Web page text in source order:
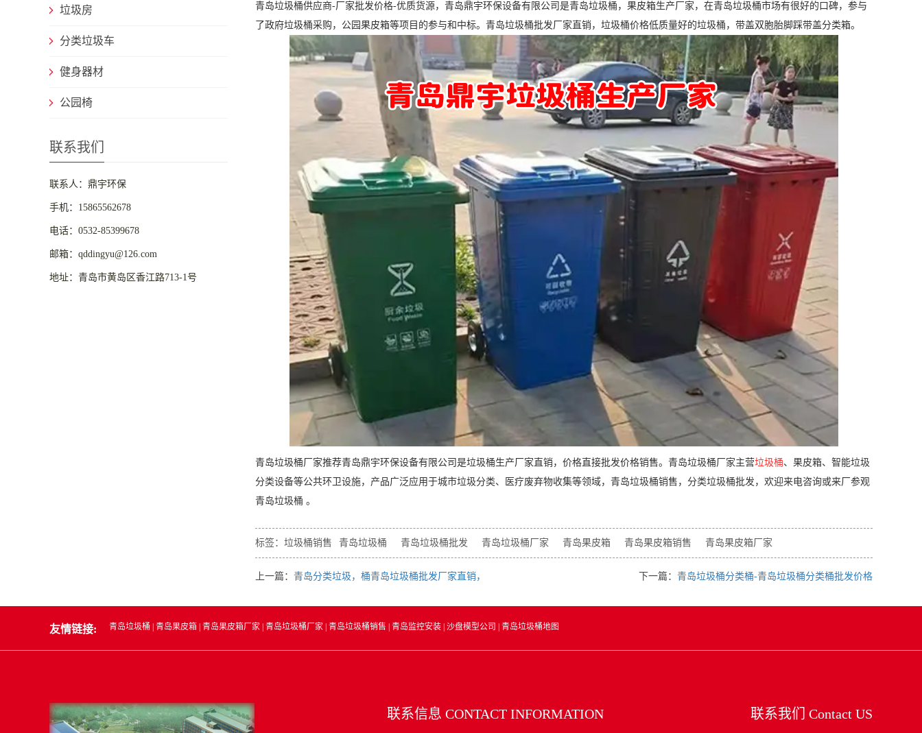
垃圾房
分类垃圾车
健身器材
公园椅
联系我们
联系人：鼎宇环保
手机：15865562678
电话：0532-85399678
邮箱：qddingyu@126.com
地址：青岛市黄岛区香江路713-1号
青岛垃圾桶供应商-厂家批发价格-优质货源，青岛鼎宇环保设备有限公司是青岛垃圾桶，果皮箱生产厂家，在青岛垃圾桶市场有很好的口碑，参与
了政府垃圾桶采购，公园果皮箱等项目的参与和中标。 青岛垃圾桶批发厂家直销，垃圾桶价格低质量好的垃圾桶，带盖双胞胎脚踩带盖分类箱。
青岛垃圾桶厂家推荐青岛鼎宇环保设备有限公司是垃圾桶生产厂家直销，价格直接批发价格销售。 青岛垃圾桶厂家主营垃圾桶、果皮箱、智能垃圾
分类设备等公共环卫设施，产品广泛应用于城市垃圾分类、医疗废弃物收集等领域， 青岛垃圾桶销售，分类垃圾桶批发，欢迎来电咨询或来厂参观
青岛垃圾桶 。
标签： 垃圾桶销售 青岛垃圾桶 青岛垃圾桶批发 青岛垃圾桶厂家 青岛果皮箱 青岛果皮箱销售 青岛果皮箱厂家
上一篇： 青岛分类垃圾，桶青岛垃圾桶批发厂家直销， 下一篇： 青岛垃圾桶分类桶-青岛垃圾桶分类桶批发价格
友情链接: 青岛垃圾桶 青岛果皮箱 青岛果皮箱厂家 青岛垃圾桶厂家 青岛垃圾桶销售 青岛监控安装 沙盘模型公司 青岛垃圾桶地图
联系我们 Contact US
联系信息 CONTACT INFORMATION